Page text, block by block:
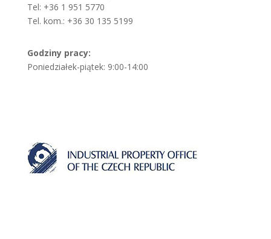
Tel: +36 1 951 5770
Tel. kom.: +36 30 135 5199
Godziny pracy:
Poniedziałek-piątek: 9:00-14:00